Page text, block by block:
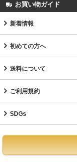
お買い物ガイド
新着情報
初めての方へ
送料について
ご利用規約
SDGs